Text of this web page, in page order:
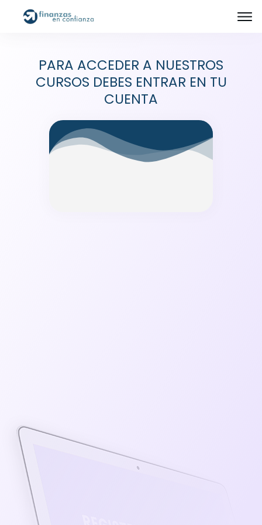
PARA ACCEDER A NUESTROS
CURSOS DEBES ENTRAR EN TU
CUENTA